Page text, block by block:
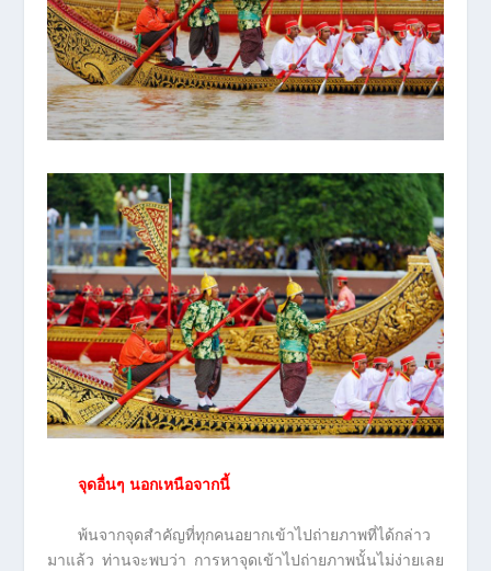
จุดอื่นๆ นอกเหนือจากนี้
พ้นจากจุดสำคัญที่ทุกคนอยากเข้าไปถ่ายภาพที่ได้กล่าว
มาแล้ว ท่านจะพบว่า การหาจุดเข้าไปถ่ายภาพนั้นไม่ง่ายเลย